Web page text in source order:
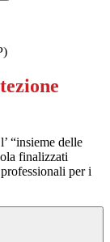
“insieme delle
finalizzati
per i